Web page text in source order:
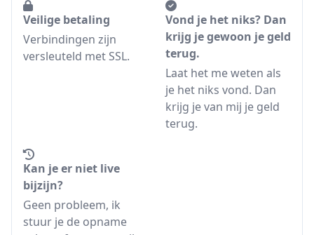
Veilige betaling
Verbindingen zijn
versleuteld met SSL.
Vond je het niks? Dan
krijg je gewoon je geld
terug.
Laat het me weten als
je het niks vond. Dan
krijg je van mij je geld
terug.
Kan je er niet live
bijzijn?
Geen probleem, ik
stuur je de opname